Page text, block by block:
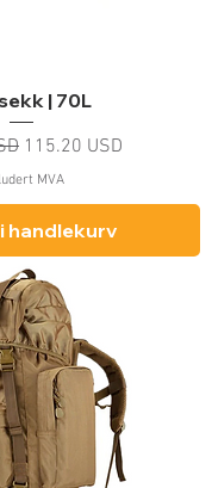
| 70L
Salgspris
115.20 USD
MVA
handlekurv